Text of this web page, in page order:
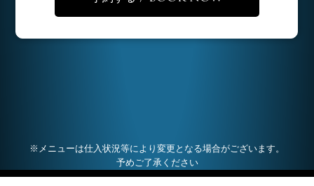
※メニューは仕入状況等により変更となる場合がございます。
予めご了承ください